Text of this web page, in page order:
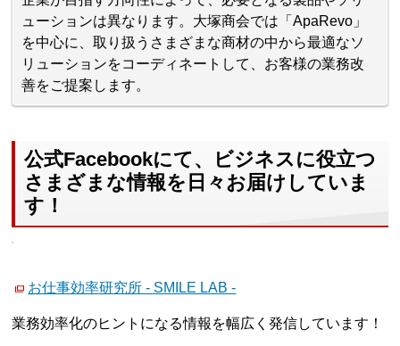
ューションは異なります。大塚商会では「ApaRevo」
を中心に、取り扱うさまざまな商材の中から最適なソ
リューションをコーディネートして、お客様の業務改
善をご提案します。
公式Facebookにて、ビジネスに役立つ
さまざまな情報を日々お届けしていま
す！
お仕事効率研究所 - SMILE LAB -
業務効率化のヒントになる情報を幅広く発信しています！